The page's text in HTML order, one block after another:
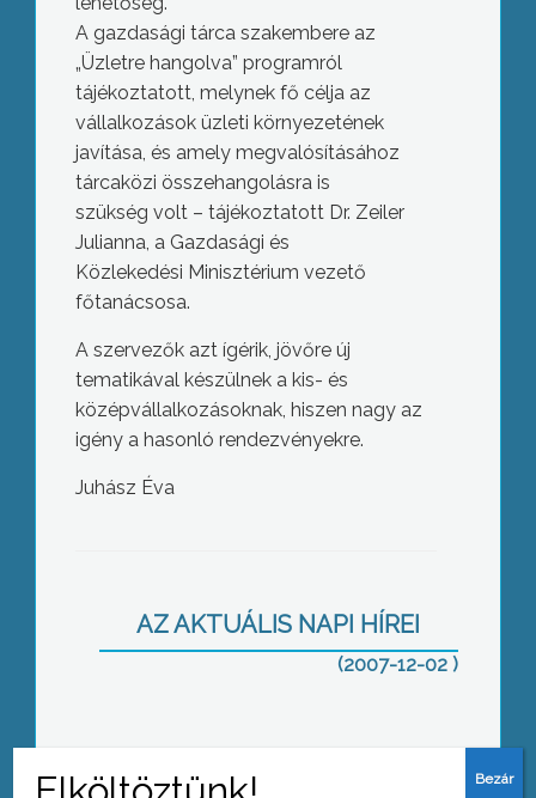
A gazdasági tárca szakembere az
„Üzletre hangolva” programról
tájékoztatott, melynek fő célja az
vállalkozások üzleti környezetének
javítása, és amely megvalósításához
tárcaközi összehangolásra is
szükség volt – tájékoztatott Dr. Zeiler
Julianna, a Gazdasági és
Közlekedési Minisztérium vezető
főtanácsosa.
A szervezők azt ígérik, jövőre új
tematikával készülnek a kis- és
középvállalkozásoknak, hiszen nagy az
igény a hasonló rendezvényekre.
Juhász Éva
AZ AKTUÁLIS NAPI HÍREI
(2007-12-02 )